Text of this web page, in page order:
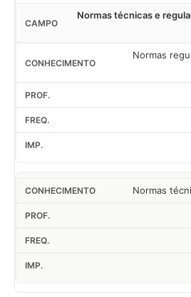
Normas técnicas e
Normas
Normas